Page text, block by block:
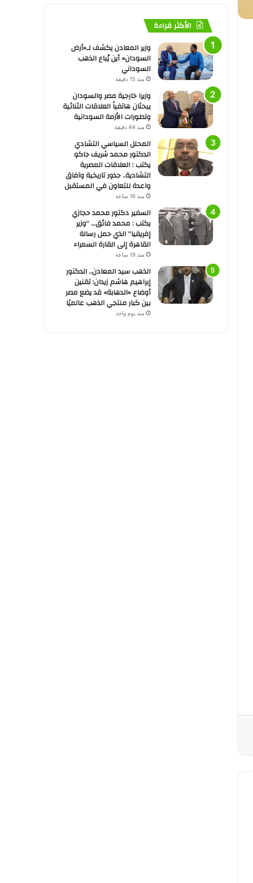
الأكثر قراءة
وزير المعادن يكشف لـ«أرض
السودان» أين يُباع الذهب
السوداني
منذ 15 دقيقة
وزيرا خارجية مصر والسودان
يبحثان هاتفياً العلاقات الثنائية
وتطورات الأزمة السودانية
منذ 44 دقيقة
المحلل السياسي التشادي
الدكتور محمد شريف جاكو
يكتب : العلاقات المصرية
التشادية.. جذور تاريخية وآفاق
واعدة للتعاون في المستقبل
منذ 16 ساعة
السفير دكتور محمد حجازي
يكتب : محمد فائق… “وزير
إفريقيا” الذي حمل رسالة
القاهرة إلى القارة السمراء
منذ 19 ساعة
الذهب سيد المعادن.. الدكتور
إبراهيم هاشم زيدان: تقنين
أوضاع «الدهابة» قد يضع مصر
بين كبار منتجي الذهب عالميًا
منذ يوم واحد